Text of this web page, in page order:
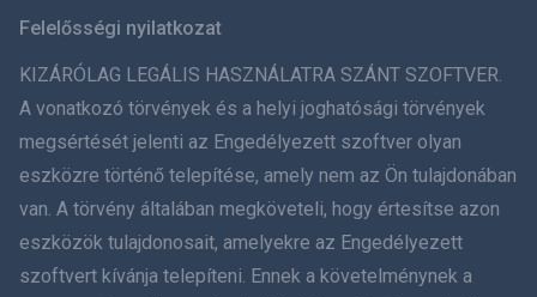
ภาษาไทย
简体中文
Dansk
हिंदी
Felelősségi nyilatkozat
KIZÁRÓLAG LEGÁLIS HASZNÁLATRA SZÁNT SZOFTVER.
A vonatkozó törvények és a helyi joghatósági törvények
megsértését jelenti az Engedélyezett szoftver olyan
eszközre történő telepítése, amely nem az Ön tulajdonában
van. A törvény általában megköveteli, hogy értesítse azon
eszközök tulajdonosait, amelyekre az Engedélyezett
szoftvert kívánja telepíteni. Ennek a követelménynek a